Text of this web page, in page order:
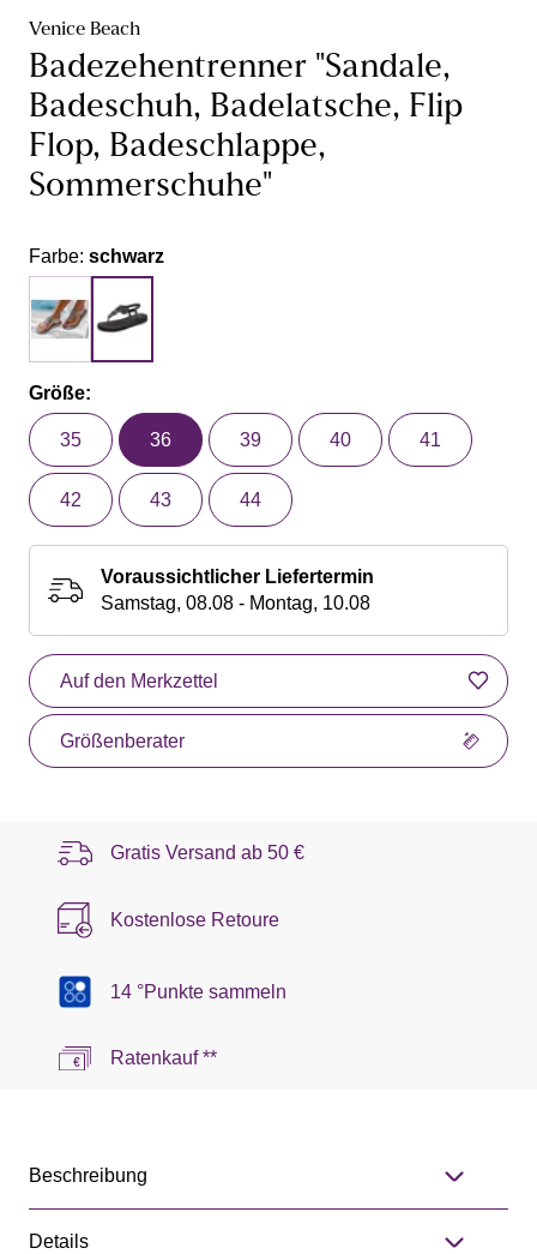
Venice Beach
Badezehentrenner "Sandale,
Badeschuh, Badelatsche, Flip
Flop, Badeschlappe,
Sommerschuhe"
Farbe: schwarz
Größe:
35 36 39 40 41
42 43 44
Voraussichtlicher Liefertermin
Samstag, 08.08 - Montag, 10.08
Auf den Merkzettel
Größenberater
Gratis Versand ab 50 €
Kostenlose Retoure
14 °Punkte sammeln
Ratenkauf **
Beschreibung
Details